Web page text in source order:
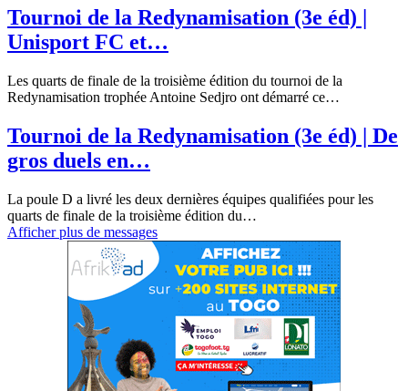
Tournoi de la Redynamisation (3e éd) |
Unisport FC et…
Les quarts de finale de la troisième édition du tournoi de la
Redynamisation trophée Antoine Sedjro ont démarré ce…
Tournoi de la Redynamisation (3e éd) | De
gros duels en…
La poule D a livré les deux dernières équipes qualifiées pour les
quarts de finale de la troisième édition du…
Afficher plus de messages